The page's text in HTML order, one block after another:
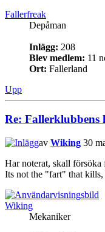
Fallerfreak
Depåman
Inlägg: 208
Blev medlem: 11
Ort: Fallerland
Upp
Re: Fallerklubbens
av Wiking 30
Har noterat, skall försöka
Its not the "fart" that kills,
Wiking
Mekaniker